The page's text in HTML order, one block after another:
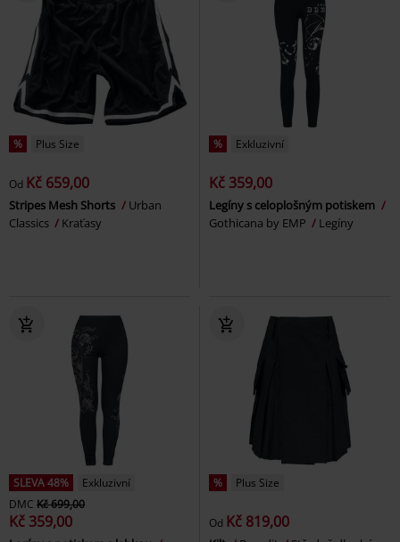
% Plus Size
Od Kč 659,00
Stripes Mesh Shorts
Urban
Classics
Kraťasy
% Exkluzivní
Kč 359,00
Legíny s celoplošným potiskem
Gothicana by EMP
Legíny
SLEVA 48%
Exkluzivní
DMC Kč 699,00
Kč 359,00
% Plus Size
Od Kč 819,00